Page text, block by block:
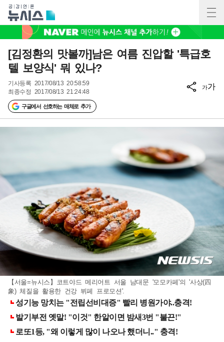
[김정환의 맛볼까]남은 여름 진압할 '특급호
텔 보양식' 뭐 있나?
기사등록 2017/08/13 20:58:59
최종수정 2017/08/13 21:24:48
구글에서 선호하는 매체로 추가
가가
【서울=뉴시스】코트야드 메리어트 서울 남대문 '모모카페'의 '사상(四
象) 체질을 활용한 건강 뷔페 프로모션'.